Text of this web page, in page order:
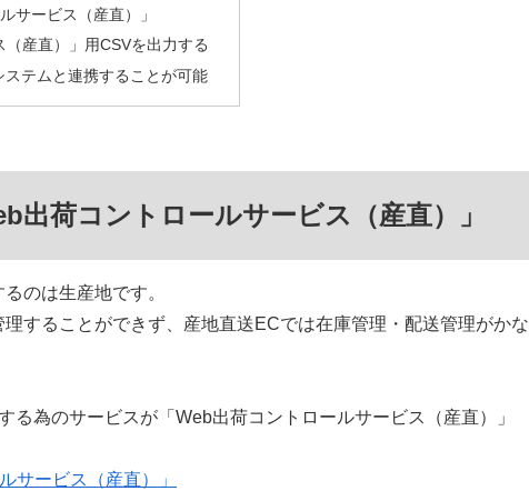
サービス（産直）」
産直）」用CSVを出力する
テムと連携することが可能
出荷コントロールサービス（産直）」
のは生産地です。
することができず、産地直送ECでは在庫管理・配送管理がかな
る為のサービスが「Web出荷コントロールサービス（産直）」
サービス（産直）」